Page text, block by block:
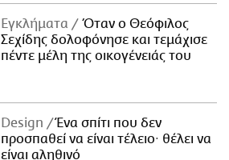
Εγκλήματα
Όταν ο Θεόφιλος
Σεχίδης δολοφόνησε και τεμάχισε
πέντε μέλη της οικογένειάς του
Design
Ένα σπίτι που δεν
προσπαθεί να είναι τέλειο· θέλει να
είναι αληθινό